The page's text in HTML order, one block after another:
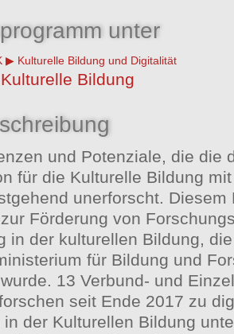
unter
Kulturelle Bildung und Digitalität
Kulturelle Bildung
und Potenziale, die die
für die Kulturelle Bildung
unerforscht. Diesem
Förderung von
in der kulturellen Bildung,
für Bildung und
13 Verbund- und
seit Ende 2017 zu
in der Kulturellen Bildung